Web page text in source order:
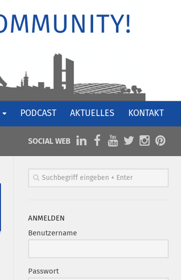
PODCAST AKTUELLES KONTAKT
SOCIAL WEB
ANMELDEN
Benutzername
Passwort